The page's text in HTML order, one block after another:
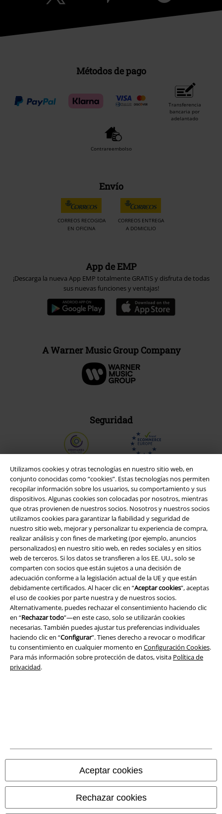
Utilizamos cookies y otras tecnologías en nuestro sitio web, en
conjunto conocidas como “cookies”. Estas tecnologías nos permiten
recopilar información sobre los usuarios, su comportamiento y sus
dispositivos. Algunas cookies son colocadas por nosotros, mientras
que otras provienen de nuestros socios. Nosotros y nuestros socios
utilizamos cookies para garantizar la fiabilidad y seguridad de
nuestro sitio web, mejorar y personalizar tu experiencia de compra,
realizar análisis y con fines de marketing (por ejemplo, anuncios
personalizados) en nuestro sitio web, en redes sociales y en sitios
web de terceros. Si los datos se transfieren a los EE. UU., solo se
comparten con socios que están sujetos a una decisión de
adecuación conforme a la legislación actual de la UE y que están
debidamente certificados. Al hacer clic en “Aceptar cookies”, aceptas
el uso de cookies por parte nuestra y de nuestros socios.
Alternativamente, puedes rechazar el consentimiento haciendo clic
en “Rechazar todo”—en este caso, solo se utilizarán cookies
necesarias. También puedes ajustar tus preferencias individuales
haciendo clic en “Configurar”. Tienes derecho a revocar o modificar
tu consentimiento en cualquier momento en Configuración Cookies.
Para más información sobre protección de datos, visita Política de
privacidad.
Aceptar cookies
Rechazar cookies
Métodos de pago
Transferencia
bancaria por
adelantado
Contrareembolso
Envío
CORREOS RECOGIDA
EN OFICINA
CORREOS ENTREGA
A DOMICILIO
App de EMP
¡Descarga la nueva App EMP totalmente GRATIS y disfruta de todas
sus nuevas funciones y ventajas!
A Warner Music Group Company
Seguridad
Legal
Términos y Condiciones
Aviso Legal
Ley protección de datos
Eliminación de residuos y protección del medioambiente
Declaración de Conformidad
Todos los precios incluyen el IVA pero no losgastos de transporte
© 1986-2026 E.M.P. Merchandising HGmbH